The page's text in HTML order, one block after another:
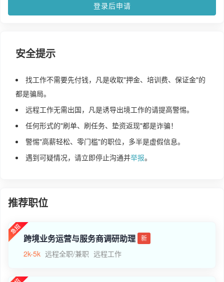
登录后申请
安全提示
找工作不需要先付钱，凡是收取"押金、培训费、保证金"的
都是骗局。
远程工作无需出国，凡是诱导出境工作的请提高警惕。
任何形式的"刷单、刷任务、垫资返现"都是诈骗！
警惕"高薪轻松、零门槛"的职位，多半是虚假信息。
遇到可疑情况，请立即停止沟通并举报。
推荐职位
跨境业务运营与服务商调研助理 新
2k-5k 远程全职/兼职 远程工作